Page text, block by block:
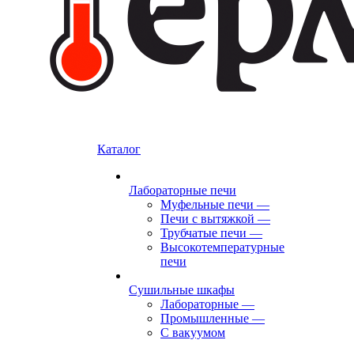
Каталог
Лабораторные печи
Муфельные печи —
Печи с вытяжкой —
Трубчатые печи —
Высокотемпературные
печи
Сушильные шкафы
Лабораторные —
Промышленные —
С вакуумом